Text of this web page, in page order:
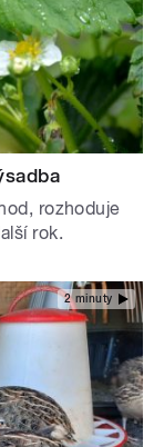
rozhoduje
rok.
2 minuty